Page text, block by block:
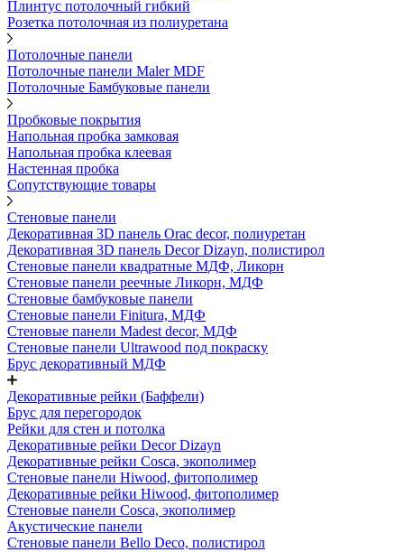
Плинтус потолочный гибкий
Розетка потолочная из полиуретана
Потолочные панели
Потолочные панели Maler MDF
Потолочные Бамбуковые панели
Пробковые покрытия
Напольная пробка замковая
Напольная пробка клеевая
Настенная пробка
Сопутствующие товары
Стеновые панели
Декоративная 3D панель Orac decor, полиуретан
Декоративная 3D панель Decor Dizayn, полистирол
Стеновые панели квадратные МДФ, Ликорн
Стеновые панели реечные Ликорн, МДФ
Стеновые бамбуковые панели
Стеновые панели Finitura, МДФ
Стеновые панели Madest decor, МДФ
Стеновые панели Ultrawood под покраску
Брус декоративный МДФ
Декоративные рейки (Баффели)
Брус для перегородок
Рейки для стен и потолка
Декоративные рейки Decor Dizayn
Декоративные рейки Cosca, экополимер
Стеновые панели Hiwood, фитополимер
Декоративные рейки Hiwood, фитополимер
Стеновые панели Cosca, экополимер
Акустические панели
Стеновые панели Bello Deco, полистирол